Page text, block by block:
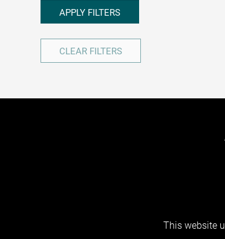
APPLY FILTERS
CLEAR FILTERS
This website